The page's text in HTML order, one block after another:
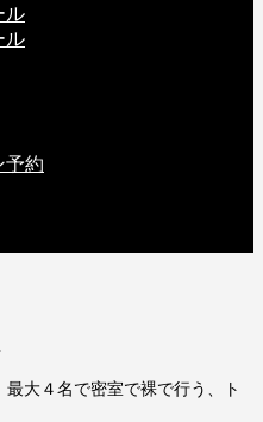
ル
ル
予約
大４名で密室で裸で行う、ト